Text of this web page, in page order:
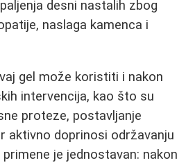
desni nastalih zbog
naslaga kamenca i
gel može koristiti i nakon
intervencija, kao što su
proteze, postavljanje
aktivno doprinosi održavanju
je jednostavan: nakon